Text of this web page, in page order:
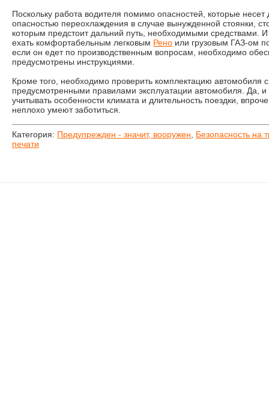
Поскольку работа водителя помимо опасностей, которые несет
опасностью переохлаждения в случае вынужденной стоянки,
которым предстоит дальний путь, необходимыми средствами.
ехать комфортабельным легковым Рено или грузовым ГАЗ-ом
если он едет по производственным вопросам, необходимо
предусмотрены инструкциями.
Кроме того, необходимо проверить комплектацию автомобиля
предусмотренными правилами эксплуатации автомобиля. Да, и
учитывать особенности климата и длительность поездки,
неплохо умеют заботиться.
Категория: Предупрежден - значит, вооружен
Безопасность на
печати